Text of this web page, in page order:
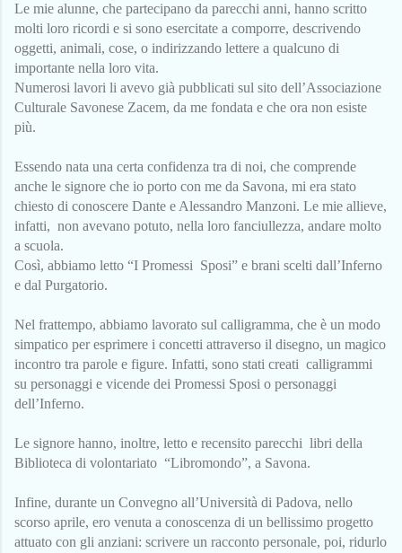
Le mie alunne, che partecipano da parecchi anni, hanno scritto
molti loro ricordi e si sono esercitate a comporre, descrivendo
oggetti, animali, cose, o indirizzando lettere a qualcuno di
importante nella loro vita.
Numerosi lavori li avevo già pubblicati sul sito dell’Associazione
Culturale Savonese Zacem, da me fondata e che ora non esiste
più.
Essendo nata una certa confidenza tra di noi, che comprende
anche le signore che io porto con me da Savona, mi era stato
chiesto di conoscere Dante e Alessandro Manzoni. Le mie allieve,
infatti, non avevano potuto, nella loro fanciullezza, andare molto
a scuola.
Così, abbiamo letto “I Promessi Sposi” e brani scelti dall’Inferno
e dal Purgatorio.
Nel frattempo, abbiamo lavorato sul calligramma, che è un modo
simpatico per esprimere i concetti attraverso il disegno, un magico
incontro tra parole e figure. Infatti, sono stati creati calligrammi
su personaggi e vicende dei Promessi Sposi o personaggi
dell’Inferno.
Le signore hanno, inoltre, letto e recensito parecchi libri della
Biblioteca di volontariato “Libromondo”, a Savona.
Infine, durante un Convegno all’Università di Padova, nello
scorso aprile, ero venuta a conoscenza di un bellissimo progetto
attuato con gli anziani: scrivere un racconto personale, poi, ridurlo